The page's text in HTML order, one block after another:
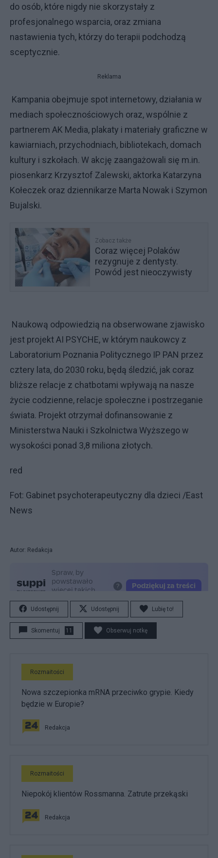
do osób, które nigdy nie skorzystały z
profesjonalnego wsparcia, oraz zmiana
nastawienia tych, którzy do terapii podchodzą
sceptycznie.
Reklama
Kampania obejmuje spot internetowy, działania w
mediach społecznościowych oraz, wspólnie z
partnerem AK Media, plakaty i materiały graficzne w
kawiarniach, przychodniach, bibliotekach, domach
kultury i szkołach. W akcję zaangażowali się m.in.
piosenkarz Krzysztof Zalewski, aktorka Katarzyna
Kołeczek oraz dziennikarze Marta Nowak i Szymon
Bujalski.
Zobacz także
Coraz więcej Polaków
rezygnuje z dentysty.
Powód jest nieoczywisty
Naukową odpowiedzią na obserwowane zjawisko
jest projekt AI PSYCHE, w którym naukowcy z
Laboratorium Poznania Politycznego IP PAN przez
cztery lata, do 2030 roku, będą śledzić, jak coraz
bliższe relacje z chatbotami wpływają na nasze
życie codzienne, relacje społeczne i postrzeganie
świata. Projekt otrzymał dofinansowanie z
Ministerstwa Nauki i Szkolnictwa Wyższego w
wysokości ponad 3,8 miliona złotych.
red
Fot: Gabinet psychoterapeutyczny dla dzieci /East
News
Autor: Redakcja
Udostępnij Udostępnij Lubię to!
Skomentuj 11 Obserwuj notkę
Rozmaitości
Nowa szczepionka mRNA przeciwko grypie. Kiedy
będzie w Europie?
Redakcja
Rozmaitości
Niepokój klientów Rossmanna. Zatrute przekąski
Redakcja